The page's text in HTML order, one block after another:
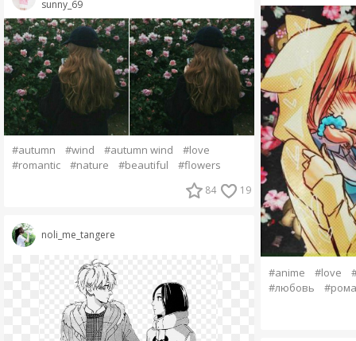
sunny_69
#autumn #wind #autumn wind
#love
#romantic
#nature #beautiful #flowers
84 19
noli_me_tangere
#anime #love
#любовь